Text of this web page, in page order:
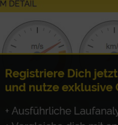
für personalisierte Werbung
zur Auswahl personalisierter
zur Personalisierung von Inhalten
zur Auswahl personalisierter